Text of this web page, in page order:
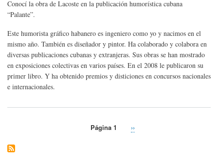
Conocí la obra de Lacoste en la publicación humorística cubana
“Palante”.
Este humorista gráfico habanero es ingeniero como yo y nacimos en el
mismo año. También es diseñador y pintor. Ha colaborado y colabora en
diversas publicaciones cubanas y extranjeras. Sus obras se han mostrado
en exposiciones colectivas en varios países. En el 2008 le publicaron su
primer libro. Y ha obtenido premios y disticiones en concursos nacionales
e internacionales.
Página 1
Siguiente
››